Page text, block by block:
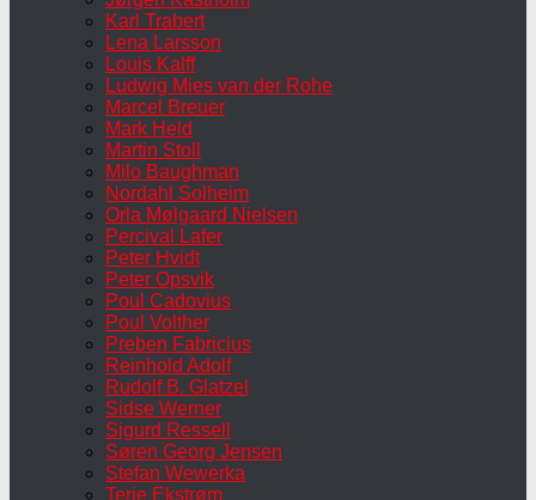
Karl Trabert
Lena Larsson
Louis Kalff
Ludwig Mies van der Rohe
Marcel Breuer
Mark Held
Martin Stoll
Milo Baughman
Nordahl Solheim
Orla Mølgaard Nielsen
Percival Lafer
Peter Hvidt
Peter Opsvik
Poul Cadovius
Poul Volther
Preben Fabricius
Reinhold Adolf
Rudolf B. Glatzel
Sidse Werner
Sigurd Ressell
Søren Georg Jensen
Stefan Wewerka
Terje Ekstrøm